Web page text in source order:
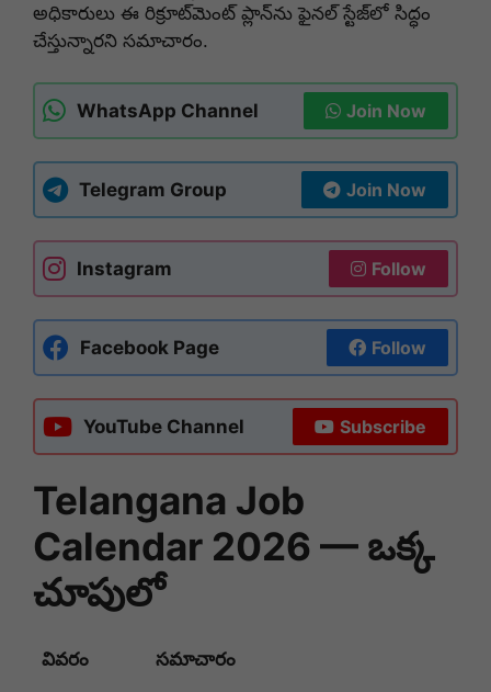
అధికారులు ఈ రిక్రూట్‌మెంట్ ప్లాన్‌ను ఫైనల్స్టేజ్‌లో సిద్ధం
చేస్తున్నారని సమాచారం.
WhatsApp Channel Join Now
Telegram Group Join Now
Instagram Follow
Facebook Page Follow
YouTube Channel Subscribe
Telangana Job
Calendar 2026 — ఒక్క
చూపులో
వివరం సమాచారం